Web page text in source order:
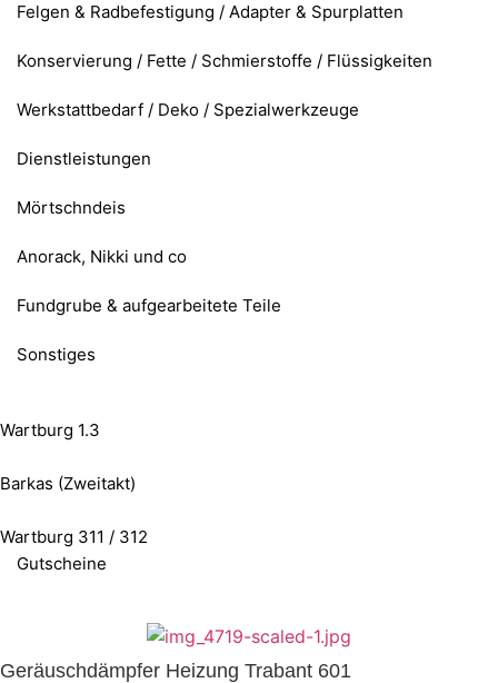
Felgen & Radbefestigung / Adapter & Spurplatten
Konservierung / Fette / Schmierstoffe / Flüssigkeiten
Werkstattbedarf / Deko / Spezialwerkzeuge
Dienstleistungen
Mörtschndeis
Anorack, Nikki und co
Fundgrube & aufgearbeitete Teile
Sonstiges
Wartburg 1.3
Barkas (Zweitakt)
Wartburg 311 / 312
Gutscheine
Geräuschdämpfer Heizung Trabant 601